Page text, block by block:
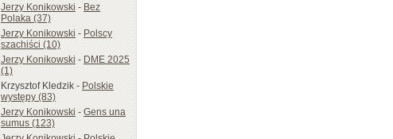
Jerzy Konikowski-Bez
Polaka (37)
Jerzy Konikowski-Polscy
szachiści (10)
Jerzy Konikowski-DME 2025
(1)
Krzysztof Kledzik-Polskie
występy (83)
Jerzy Konikowski-Gens una
sumus (123)